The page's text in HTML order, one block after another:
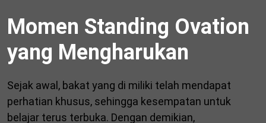
Momen Standing Ovation
yang Mengharukan
Sejak awal, bakat yang di miliki telah mendapat
perhatian khusus, sehingga kesempatan untuk
belajar terus terbuka. Dengan demikian,